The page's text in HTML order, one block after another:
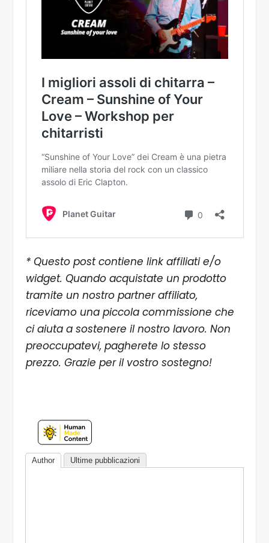
* Questo post contiene link affiliati e/o
widget. Quando acquistate un prodotto
tramite un nostro partner affiliato,
riceviamo una piccola commissione che
ci aiuta a sostenere il nostro lavoro. Non
preoccupatevi, pagherete lo stesso
prezzo. Grazie per il vostro sostegno!
Author Ultime pubblicazioni